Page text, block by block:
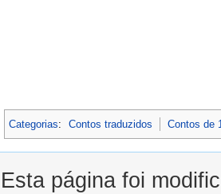
Categorias: Contos traduzidos Contos de
Esta página foi